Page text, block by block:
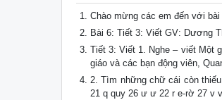
Chào mừng các em đến với bài
Bài 6: Tiết 3: Viết GV: Dương
Tiết 3: Viết 1. Nghe – viết Một
giáo và các bạn động viên,
2. Tìm những chữ cái còn
21 q quy 26 ư ư 22 r e-rờ 27 v